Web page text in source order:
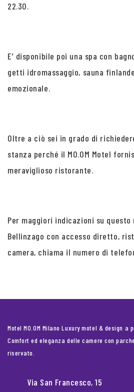
22.30.
E’ disponibile poi una spa con
getti idromassaggio, sauna
emozionale.
Oltre a ciò sei in grado di
stanza perché il MO.OM Motel
meraviglioso ristorante.
Per maggiori indicazioni su questo
Bellinzago con accesso diretto,
camera, chiama il numero di
Motel MO.OM Milano Luxury motel & design a
Comfort ed eleganza delle camere con
riservato.
Via San Francesco, 15